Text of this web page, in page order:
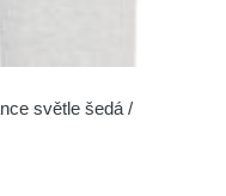
světle šedá /